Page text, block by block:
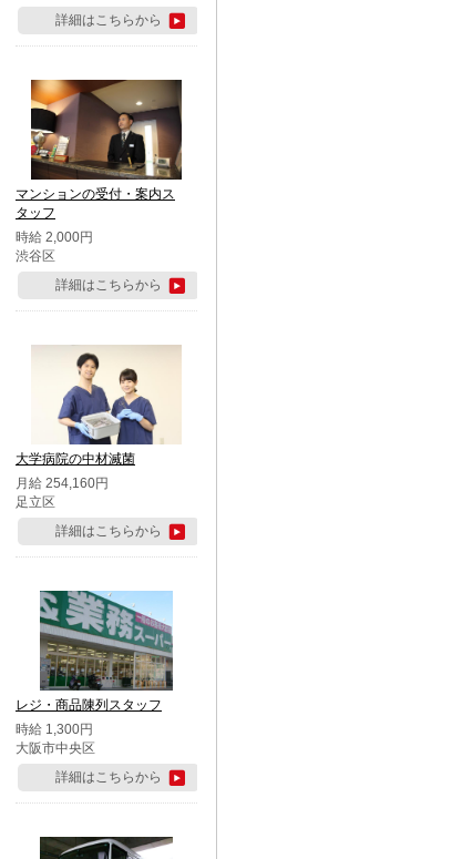
詳細はこちらから
マンションの受付・案内ス
タッフ
時給 2,000円
渋谷区
詳細はこちらから
大学病院の中材滅菌
月給 254,160円
足立区
詳細はこちらから
レジ・商品陳列スタッフ
時給 1,300円
大阪市中央区
詳細はこちらから